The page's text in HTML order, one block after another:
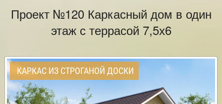
Проект №120 Каркасный дом в один
этаж с террасой 7,5х6
КАРКАС ИЗ СТРОГАНОЙ ДОСКИ